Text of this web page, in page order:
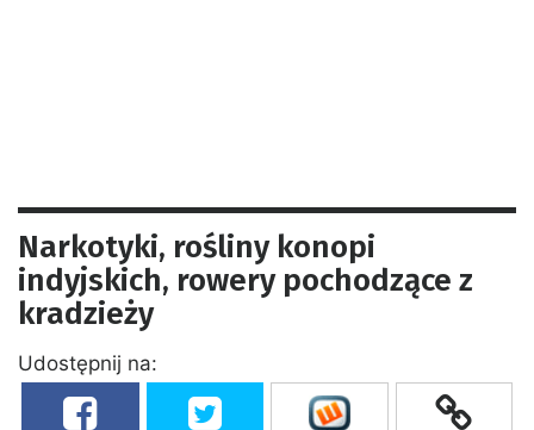
Narkotyki, rośliny konopi
indyjskich, rowery pochodzące z
kradzieży
Udostępnij na: